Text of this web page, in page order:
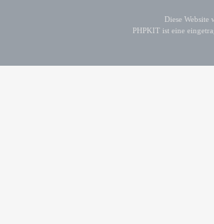
Diese
PHPKIT ist eine